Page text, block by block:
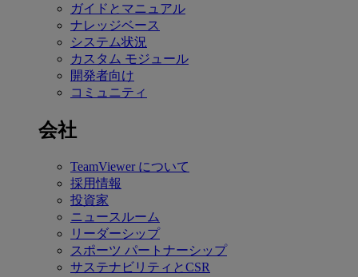
ガイドとマニュアル
ナレッジベース
システム状況
カスタム モジュール
開発者向け
コミュニティ
会社
TeamViewer について
採用情報
投資家
ニュースルーム
リーダーシップ
スポーツ パートナーシップ
サステナビリティとCSR